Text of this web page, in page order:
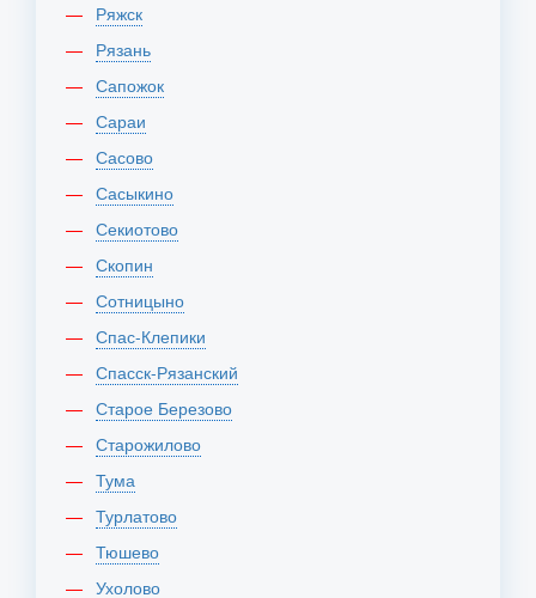
Ряжск
Рязань
Сапожок
Сараи
Сасово
Сасыкино
Секиотово
Скопин
Сотницыно
Спас-Клепики
Спасск-Рязанский
Старое Березово
Старожилово
Тума
Турлатово
Тюшево
Ухолово